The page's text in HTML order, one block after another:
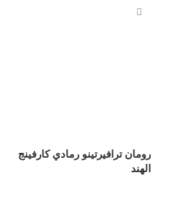
رومان ترافيرتينو رمادي كارفينج
الهند